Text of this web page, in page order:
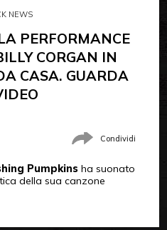
NEWS
PERFORMANCE
CORGAN IN
CASA. GUARDA
Condividi
Pumpkinsha suonato
della sua canzone